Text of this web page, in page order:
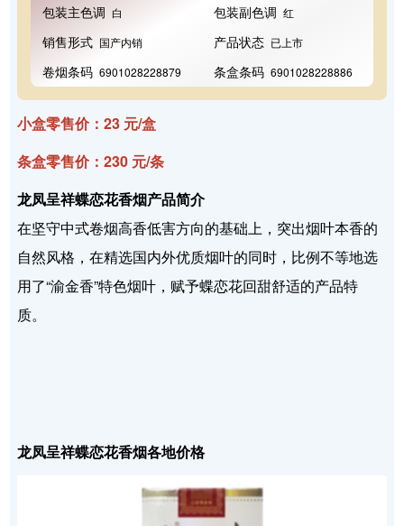
包装主色调 白 包装副色调 红
销售形式 国产内销 产品状态 已上市
卷烟条码 6901028228879 条盒条码 6901028228886
小盒零售价：23 元/盒
条盒零售价：230 元/条
龙凤呈祥蝶恋花香烟产品简介
在坚守中式卷烟高香低害方向的基础上，突出烟叶本香的
自然风格，在精选国内外优质烟叶的同时，比例不等地选
用了“渝金香”特色烟叶，赋予蝶恋花回甜舒适的产品特
质。
龙凤呈祥蝶恋花香烟各地价格